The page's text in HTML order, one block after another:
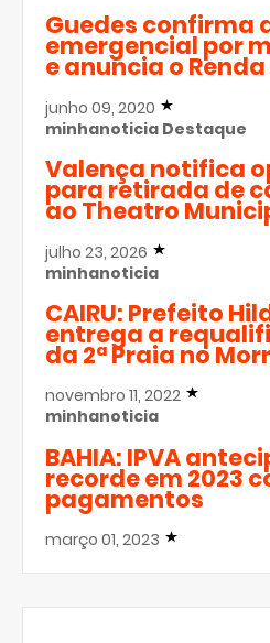
Guedes confirma
emergencial por
e anuncia o
junho 09, 2020
minhanoticia Destaque
Valença notifica
para retirada de
ao Theatro
julho 23, 2026
minhanoticia
CAIRU: Prefeito
entrega a
da 2ª Praia no
novembro 11, 2022
minhanoticia
BAHIA: IPVA
recorde em 2023
pagamentos
março 01, 2023